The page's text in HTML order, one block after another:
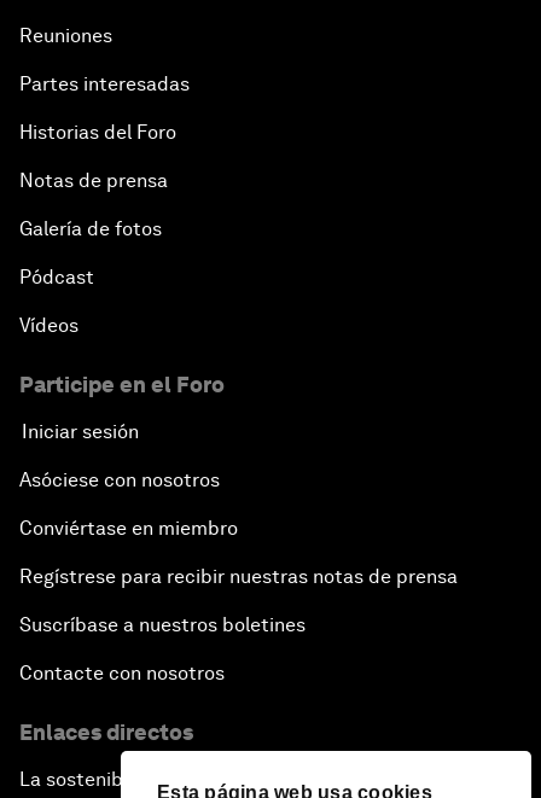
Esta página web usa cookies
Reuniones
Partes interesadas
Historias del Foro
Notas de prensa
Galería de fotos
Pódcast
Vídeos
Participe en el Foro
Iniciar sesión
Asóciese con nosotros
Conviértase en miembro
Regístrese para recibir nuestras notas de prensa
Suscríbase a nuestros boletines
Contacte con nosotros
Enlaces directos
La sostenibilidad en el Foro